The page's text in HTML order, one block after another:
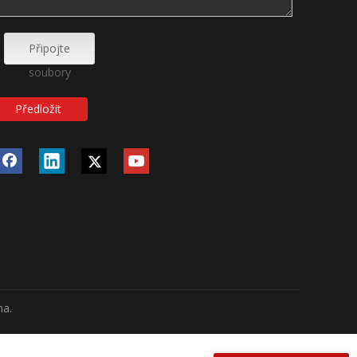
Připojte
soubory
Předložit